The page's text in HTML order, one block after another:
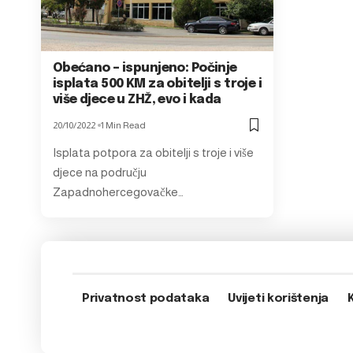
Obećano – ispunjeno: Počinje
isplata 500 KM za obitelji s troje i
više djece u ZHŽ, evo i kada
20/10/2022 1 Min Read
Isplata potpora za obitelji s troje i više
djece na području
Zapadnohercegovačke…
Privatnost podataka Uvijeti korištenja